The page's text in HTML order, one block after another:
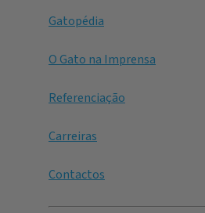
Gatopédia
O Gato na Imprensa
Referenciação
Carreiras
Contactos